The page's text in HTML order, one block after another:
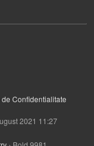
de Confidentialitate
2021 11:27